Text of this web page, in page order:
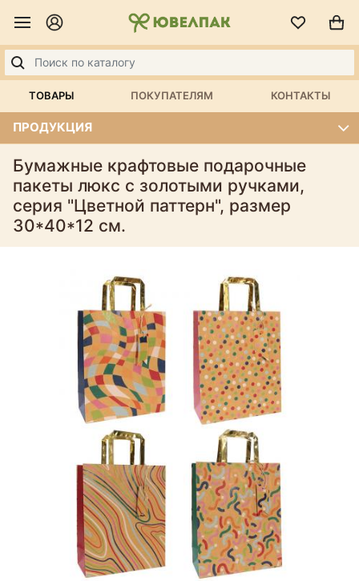
ТОВАРЫ ПОКУПАТЕЛЯМ КОНТАКТЫ
ПРОДУКЦИЯ
Бумажные крафтовые подарочные
пакеты люкс с золотыми ручками,
серия "Цветной паттерн", размер
30*40*12 см.